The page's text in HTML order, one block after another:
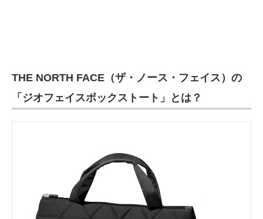
エネルギーの専門メディア
建設×テクノロジーの最前線
THE NORTH FACE（ザ・ノース・フェイス）の
「ジオフェイスボックストート」とは？